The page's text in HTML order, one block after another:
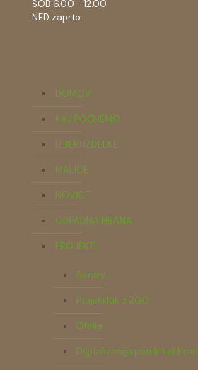
SOB 6.00 - 12.00
NED zaprto
DOMOV
KAJ POČNEMO
IZBERI IZDELKE
MALICE
NOVICE
ODPADNA HRANA
PROJEKTI
Sentry
Ptujski lük z ZGO
Ofelia
Digitalizacija poti (eko)